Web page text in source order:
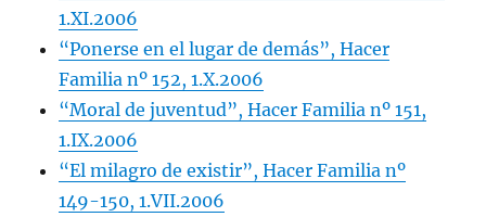
1.XI.2006
“Ponerse en el lugar de demás”, Hacer
Familia nº 152, 1.X.2006
“Moral de juventud”, Hacer Familia nº 151,
1.IX.2006
“El milagro de existir”, Hacer Familia nº
149-150, 1.VII.2006